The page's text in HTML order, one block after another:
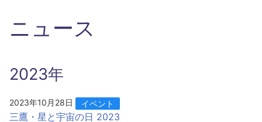
ニュース
2023年
2023年10月28日 イベント
三鷹・星と宇宙の日 2023